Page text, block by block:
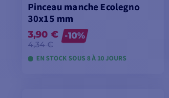
Pinceau manche Ecolegno
30x15 mm
3,90 €
4,34 €
-10%
EN STOCK SOUS 8 À 10 JOURS